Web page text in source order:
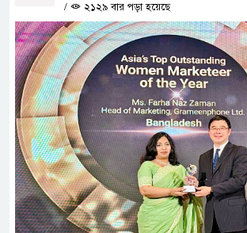
/
২১২৯ বার পড়া হয়েছে